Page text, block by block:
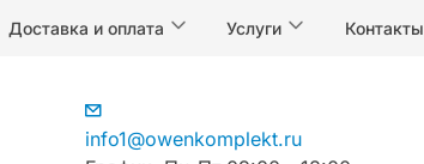
Доставка и оплата Услуги Контакты
info1@owenkomplekt.ru